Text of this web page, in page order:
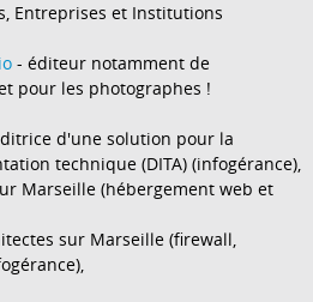
Entreprises et Institutions
- éditeur notamment de
pour les photographes !
d'une solution pour la
technique (DITA) (infogérance),
Marseille (hébergement web et
sur Marseille (firewall,